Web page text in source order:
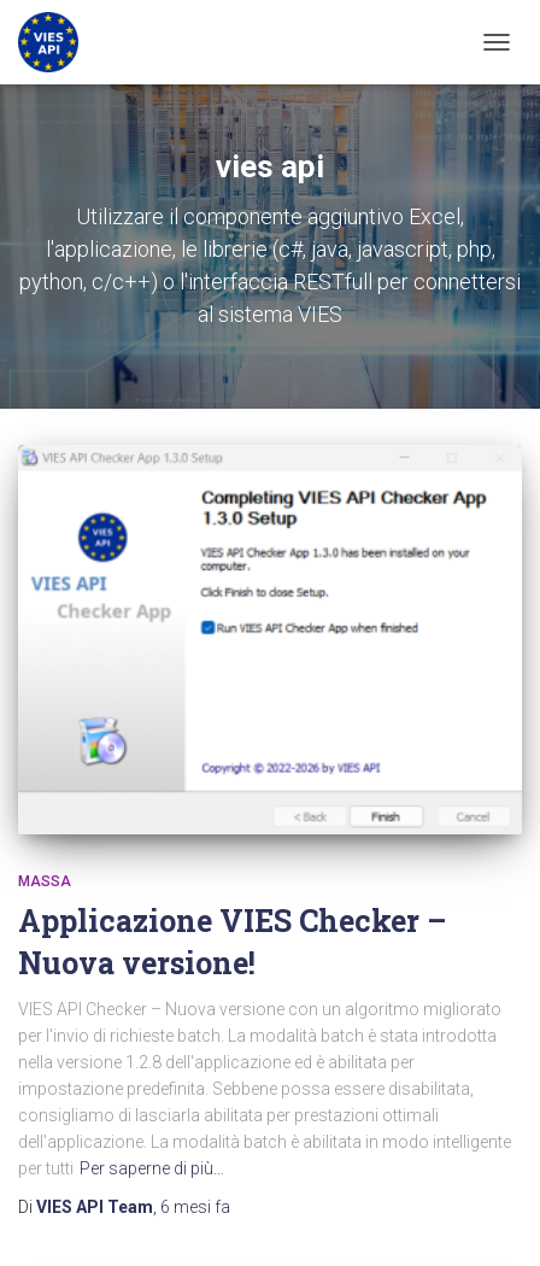
vies api
Utilizzare il componente aggiuntivo Excel,
l'applicazione, le librerie (c#, java, javascript, php,
python, c/c++) o l'interfaccia RESTfull per connettersi
al sistema VIES
MASSA
Applicazione VIES Checker –
Nuova versione!
VIES API Checker – Nuova versione con un algoritmo migliorato
per l'invio di richieste batch. La modalità batch è stata introdotta
nella versione 1.2.8 dell'applicazione ed è abilitata per
impostazione predefinita. Sebbene possa essere disabilitata,
consigliamo di lasciarla abilitata per prestazioni ottimali
dell'applicazione. La modalità batch è abilitata in modo intelligente
per tutti Per saperne di più…
Di VIES API Team, 6 mesi fa